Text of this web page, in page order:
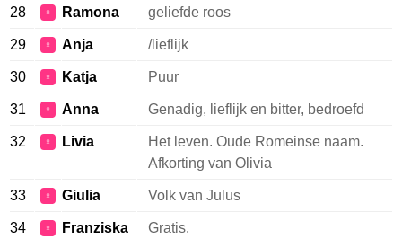
28 ♀ Ramona geliefde roos
29 ♀ Anja /lieflijk
30 ♀ Katja Puur
31 ♀ Anna Genadig, lieflijk en bitter, bedroefd
32 ♀ Livia
Het leven. Oude Romeinse naam.
Afkorting van Olivia
33 ♀ Giulia Volk van Julus
34 ♀ Franziska Gratis.